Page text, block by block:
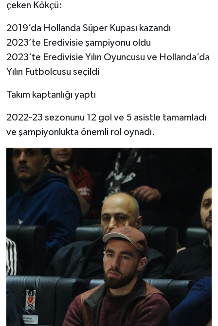
çeken Kökçü:
2019’da Hollanda Süper Kupası kazandı
2023’te Eredivisie şampiyonu oldu
2023’te Eredivisie Yılın Oyuncusu ve Hollanda’da
Yılın Futbolcusu seçildi
Takım kaptanlığı yaptı
2022-23 sezonunu 12 gol ve 5 asistle tamamladı
ve şampiyonlukta önemli rol oynadı.